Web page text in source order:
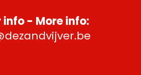
info - More info: